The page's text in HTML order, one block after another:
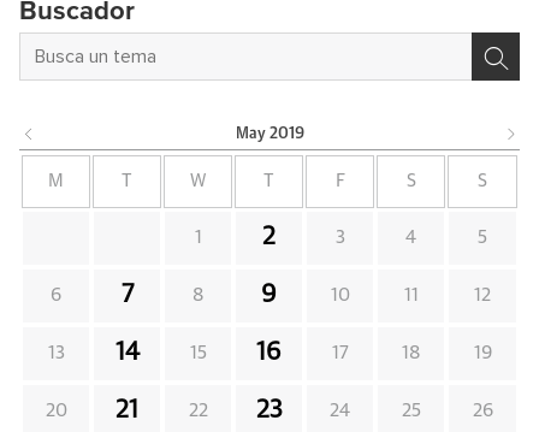
Buscador
May 2019
M W F S S
1 2 3 4 5
6 7 8 9 10 11 12
13 14 15 16 17 18 19
20 21 22 23 24 25 26